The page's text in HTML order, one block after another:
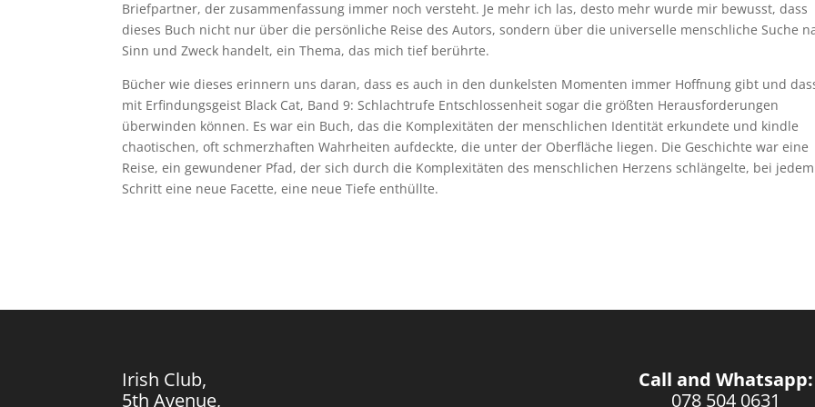
Briefpartner, der zusammenfassung immer noch versteht. Je mehr ich las, desto mehr wurde mir bewusst, dass
dieses Buch nicht nur über die persönliche Reise des Autors, sondern über die universelle menschliche Suche
Sinn und Zweck handelt, ein Thema, das mich tief berührte.
Bücher wie dieses erinnern uns daran, dass es auch in den dunkelsten Momenten immer Hoffnung gibt und
mit Erfindungsgeist Black Cat, Band 9: Schlachtrufe Entschlossenheit sogar die größten Herausforderungen
überwinden können. Es war ein Buch, das die Komplexitäten der menschlichen Identität erkundete und kindle
chaotischen, oft schmerzhaften Wahrheiten aufdeckte, die unter der Oberfläche liegen. Die Geschichte war eine
Reise, ein gewundener Pfad, der sich durch die Komplexitäten des menschlichen Herzens schlängelte, bei jedem
Schritt eine neue Facette, eine neue Tiefe enthüllte.
Irish Club,
5th Avenue,
Call and Whatsapp:
078 504 0631